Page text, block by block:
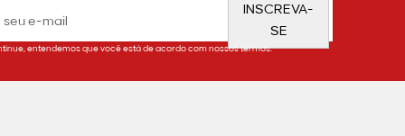
INSCREVA-
SE
entendemos que você está de acordo com nossos termos.